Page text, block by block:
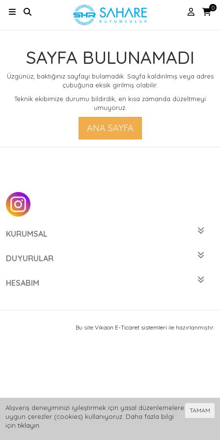
0
SAYFA BULUNAMADI
Üzgünüz, baktığınız sayfayı bulamadık. Sayfa kaldırılmış veya adres
çubuğuna eksik girilmiş olabilir.
Teknik ekibimize durumu bildirdik, en kısa zamanda düzeltmeyi
umuyoruz.
ANA SAYFA
KURUMSAL
DUYURULAR
HESABIM
Bu site Vikaon E-Ticaret sistemleri ile hazırlanmıştır.
TAMAM
Alışveriş deneyiminizi iyileştirmek için yasal düzenlemelere
uygun çerezler (cookies) kullanıyoruz. Daha fazla bilgi
için tıklayın